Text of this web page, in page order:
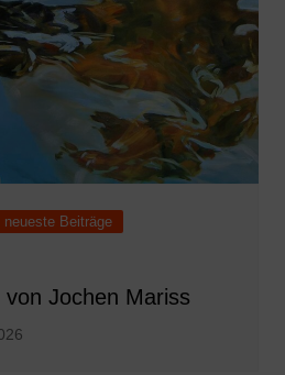
neueste Beiträge
von Jochen Mariss